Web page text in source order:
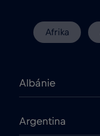
Afrika
Albánie
Argentina